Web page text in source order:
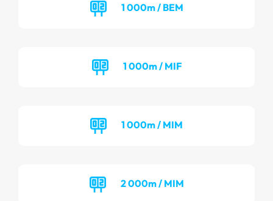
1 000m / BEM
1 000m / MIF
1 000m / MIM
2 000m / MIM